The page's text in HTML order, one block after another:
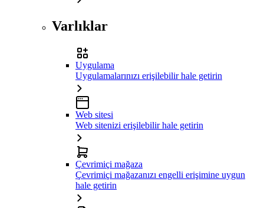
Varlıklar
Uygulama
Uygulamalarınızı erişilebilir hale getirin
Web sitesi
Web sitenizi erişilebilir hale getirin
Çevrimiçi mağaza
Çevrimiçi mağazanızı engelli erişimine uygun
hale getirin